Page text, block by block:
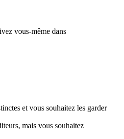
vous-même dans
et vous souhaitez les garder
mais vous souhaitez